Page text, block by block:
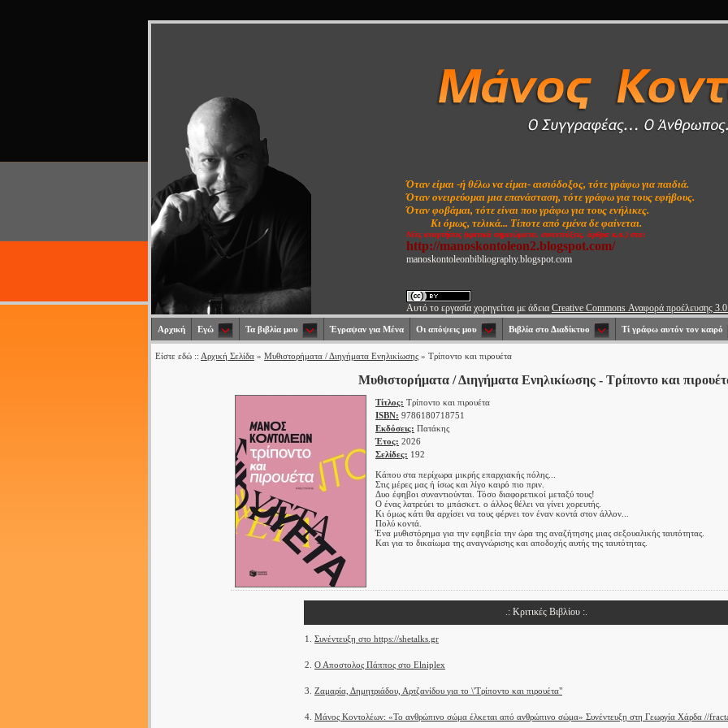
Όταν είμαι -ή θέλω να είμαι- αισιόδοξος, τότε γράφω για παιδιά.
Όταν ονειρεύομαι μια επανάσταση, τότε γράφω για τους εφήβους.
Όταν φοβάμαι, τότε είναι που γράφω για τους ενήλικες.
Κι όμως, τελικά... Τίποτε από εμένα δε φαίνεται.
Νέες αναρτήσεις (κριτικά σημειώματα, συνεντεύξεις, άρθρα κ.α.) στα:
http://manoskontoleon2.blogspot.com/
manoskontoleonbibliography.blogspot.com
Αυτό το εργασία χορηγείται με άδεια Creative Commons Αναφορά προέλευσης
Αρχική Εγώ Τα βιβλία μου Έγραψαν για Μένα Οι απόψεις μου Βιβλία στο Διαδίκτυο Τί γράφω αυτόν τον καιρό
Είστε εδώ :: Αρχική Σελίδα » Μυθιστορήματα / Διηγήματα Ενηλικίωσης » Τρίποντο και πιρουέτα
Μυθιστορήματα / Διηγήματα Ενηλικίωσης - Τρίποντο και
Τίτλος: Τρίποντο και πιρουέτα
ISBN: 9786180718751
Εκδόσεις: Πατάκης
Έτος: 2026
Σελίδες: 192
Κάπου στα περίχωρα μικρής επαρχιακής πόλης...
Στις μέρες μας ή ίσως και λίγο καιρό πιο πριν.
Δυο έφηβοι συναντιούνται. Τόσο διαφορετικοί μεταξύ τους!
Ο ένας λατρεύει το μπάσκετ. ο άλλος θέλει να γίνει χορευτής.
Κι όμως κάτι θα αρχίσει να τους φέρνει τον έναν κοντά στον άλλον...
Πολύ κοντά.
Ένα μυθιστόρημα για την εφηβεία την ώρα της αναζήτησης μιας σεξουαλικής ταυτότητας.
Και για το δικαίωμα της αναγνώρισης και αποδοχής αυτής της ταυτότητας.
.: Κριτικές Βιβλίου :.
1. Συνέντευξη στο https://shetalks.gr
2. Ο Αποστολος Πάππος στο Elniplex
3. Ζαμαρία, Δημητριάδου, Αρτζανίδου για το \'Τρίποντο και πιρουέτα"
4. Μάνος Κοντολέων: «Το ανθρώπινο σώμα έλκεται από ανθρώπινο σώμα» Συνέντευξη στη Γεωργία Χάρδα //